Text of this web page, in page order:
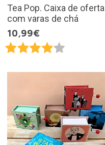
Tea Pop. Caixa de oferta
com varas de chá
10,99€